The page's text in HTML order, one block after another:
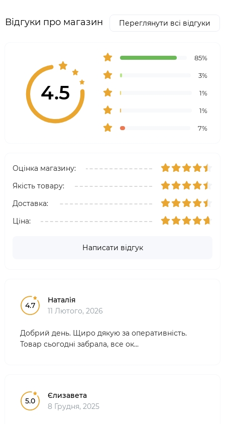
Відгуки про магазин Переглянути всі відгуки
4.5
85%
3%
1%
1%
7%
Оцінка магазину:
Якість товару:
Доставка:
Ціна:
Написати відгук
4.7
Наталія
11 Лютого, 2026
Добрий день. Щиро дякую за оперативність.
Товар сьогодні забрала, все ок...
5.0
Єлизавета
8 Грудня, 2025